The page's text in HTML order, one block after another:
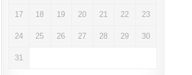
17 18 19 20 21 22 23
24 25 26 27 28 29 30
31